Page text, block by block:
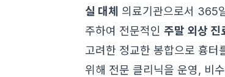
실 대체
의료기관으로서 365
주하여 전문적인 주말 외상 진
고려한 정교한 봉합으로 흉터
위해 전문 클리닉을 운영, 비